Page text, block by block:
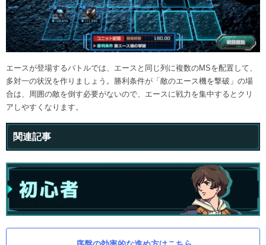
エースが登場するバトルでは、エースと同じ列に複数のMSを配置して、
多対一の状況を作りましょう。勝利条件が「敵のエース機を撃破」の場
合は、周囲の敵を倒す必要がないので、エースに戦力を集中するとクリ
アしやすくなります。
関連記事